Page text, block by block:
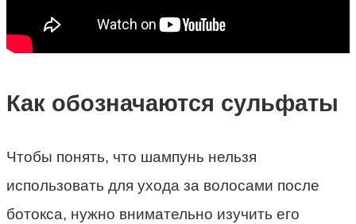
Как обозначаются сульфаты
Чтобы понять, что шампунь нельзя
использовать для ухода за волосами после
ботокса, нужно внимательно изучить его